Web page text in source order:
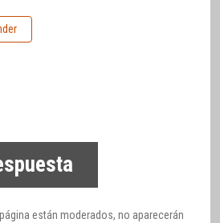
están moderados, no aparecerán